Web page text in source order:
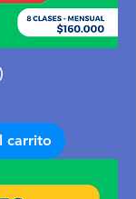
carrito